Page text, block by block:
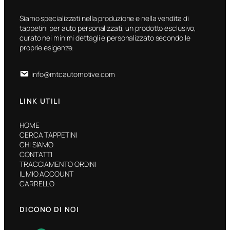
Siamo specializzati nella produzione e nella vendita di
tappetini per auto personalizzati, un prodotto esclusivo,
curato nei minimi dettagli e personalizzato secondo le
proprie esigenze.
info@mtcautomotive.com
LINK UTILI
HOME
CERCA TAPPETINI
CHI SIAMO
CONTATTI
TRACCIAMENTO ORDINI
IL MIO ACCOUNT
CARRELLO
DICONO DI NOI